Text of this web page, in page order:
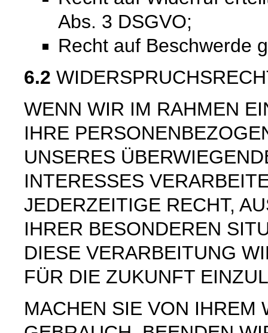
Abs. 3 DSGVO;
Recht auf Beschwerde
6.2
WENN WIR IM RAHMEN
IHRE
UNSERES
INTERESSES
JEDERZEITIGE RECHT,
IHRER BESONDEREN
DIESE VERARBEITUNG
FÜR DIE ZUKUNFT
MACHEN SIE VON IHREM